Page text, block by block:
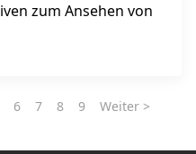
zum Ansehen von
6 7 8 9 Weiter >